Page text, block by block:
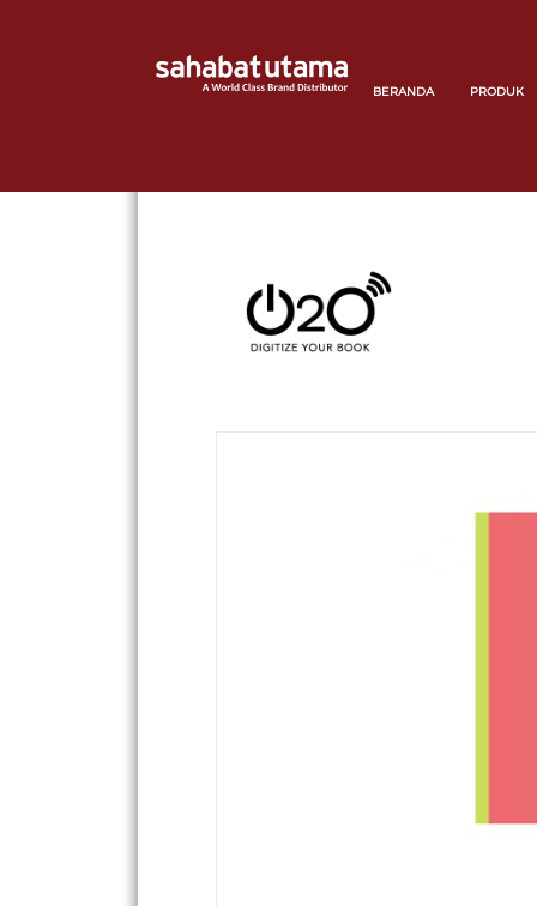
BERANDA PRODUK